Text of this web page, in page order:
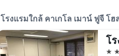
โรงแรมใกล้ คาเกโล เมาน์ ฟูจี โ
โ
2 ดา